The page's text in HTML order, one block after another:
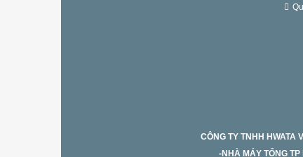
CÔNG TY TNHH HWATA
-NHÀ MÁY TỔNG TP